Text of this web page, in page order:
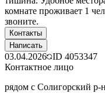
комнате проживает 1
звоните.
Контакты
Написать
03.04.2026 ID 4053347
Контактное лицо
рядом с Солигорский р-н